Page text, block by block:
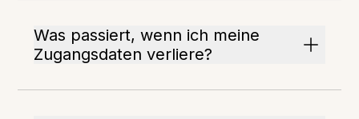
Was passiert, wenn ich meine
Zugangsdaten verliere?